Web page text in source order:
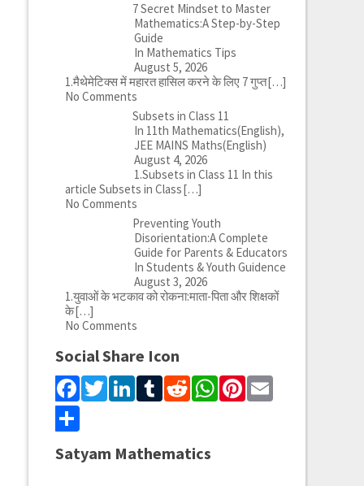
7 Secret Mindset to Master
Mathematics:A Step-by-Step
Guide
In Mathematics Tips
August 5, 2026
1.मैथेमेटिक्स में महारत हासिल करने के लिए 7 गुप्त[…]
No Comments
Subsets in Class 11
In 11th Mathematics(English),
JEE MAINS Maths(English)
August 4, 2026
1.Subsets in Class 11 In this
article Subsets in Class[…]
No Comments
Preventing Youth
Disorientation:A Complete
Guide for Parents & Educators
In Students & Youth Guidence
August 3, 2026
1.युवाओं के भटकाव को रोकना:माता-पिता और शिक्षकों
के[…]
No Comments
Social Share Icon
Facebook
Twitter
LinkedIn
Tumblr
Reddit
WhatsApp
Pinterest
Email
Share
Satyam Mathematics